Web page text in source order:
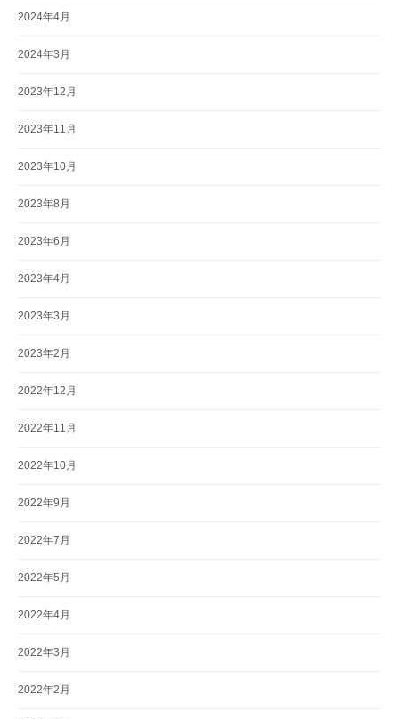
2024年4月
2024年3月
2023年12月
2023年11月
2023年10月
2023年8月
2023年6月
2023年4月
2023年3月
2023年2月
2022年12月
2022年11月
2022年10月
2022年9月
2022年7月
2022年5月
2022年4月
2022年3月
2022年2月